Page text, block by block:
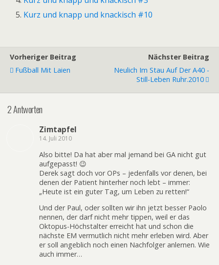
Kurz und knapp und knackisch #10
Vorheriger Beitrag
Fußball Mit Laien
Nächster Beitrag
Neulich Im Stau Auf Der A40 -
Still-Leben Ruhr.2010
2 Antworten
Zimtapfel
14. Juli 2010
Also bitte! Da hat aber mal jemand bei GA nicht gut
aufgepasst! 😉
Derek sagt doch vor OPs – jedenfalls vor denen, bei
denen der Patient hinterher noch lebt – immer:
„Heute ist ein guter Tag, um Leben zu retten!“
Und der Paul, oder sollten wir ihn jetzt besser Paolo
nennen, der darf nicht mehr tippen, weil er das
Oktopus-Höchstalter erreicht hat und schon die
nächste EM vermutlich nicht mehr erleben wird. Aber
er soll angeblich noch einen Nachfolger anlernen. Wie
auch immer…